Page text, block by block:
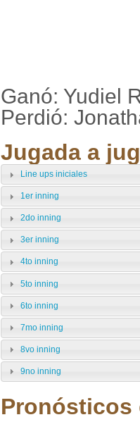
Ganó: Yudiel
Perdió:
Jugada a
Line ups iniciales
1er inning
2do inning
3er inning
4to inning
5to inning
6to inning
7mo inning
8vo inning
9no inning
Pronósticos